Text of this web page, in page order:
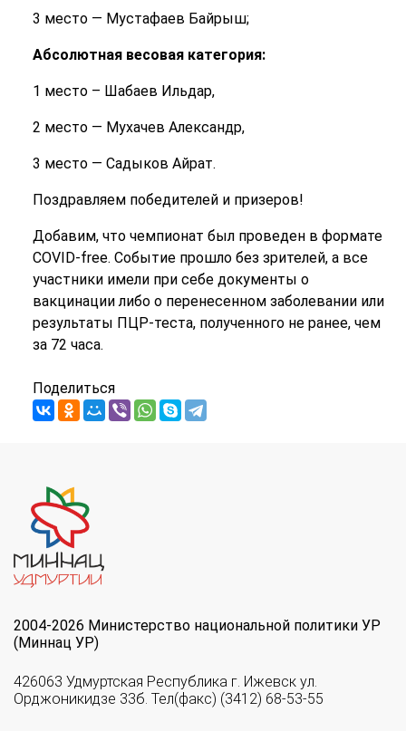
3 место — Мустафаев Байрыш;
Абсолютная весовая категория:
1 место – Шабаев Ильдар,
2 место — Мухачев Александр,
3 место — Садыков Айрат.
Поздравляем победителей и призеров!
Добавим, что чемпионат был проведен в формате
COVID-free. Событие прошло без зрителей, а все
участники имели при себе документы о
вакцинации либо о перенесенном заболевании или
результаты ПЦР-теста, полученного не ранее, чем
за 72 часа.
Поделиться
2004-2026 Министерство национальной политики УР
(Миннац УР)
426063 Удмуртская Республика г. Ижевск ул.
Орджоникидзе 33б. Тел(факс) (3412) 68-53-55